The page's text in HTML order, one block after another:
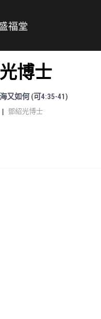
博士
又如何 (可4:35-41)
| 鄧紹光博士